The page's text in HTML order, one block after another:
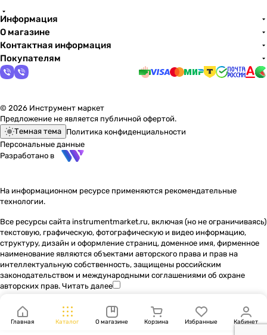
Информация
О магазине
Контактная информация
Покупателям
© 2026 Инструмент маркет
Предложение не является публичной офертой.
Темная тема Политика конфиденциальности
Персональные данные
Разработано в
На информационном ресурсе применяются рекомендательные
технологии.
Все ресурсы сайта instrumentmarket.ru, включая (но не ограничиваясь)
текстовую, графическую, фотографическую и видео информацию,
структуру, дизайн и оформление страниц, доменное имя, фирменное
наименование являются объектами авторского права и прав на
интеллектуальную собственность, защищены российским
законодательством и международными соглашениями об охране
авторских прав. Читать далее
Главная Каталог О магазине Корзина Избранные Кабинет